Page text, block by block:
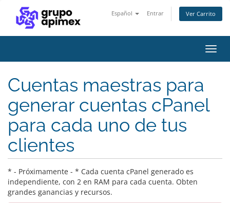
Español Entrar Ver Carrito
Cuentas maestras para
generar cuentas cPanel
para cada uno de tus
clientes
* - Próximamente - * Cada cuenta cPanel generado es
independiente, con 2 en RAM para cada cuenta. Obten
grandes ganancias y recursos.